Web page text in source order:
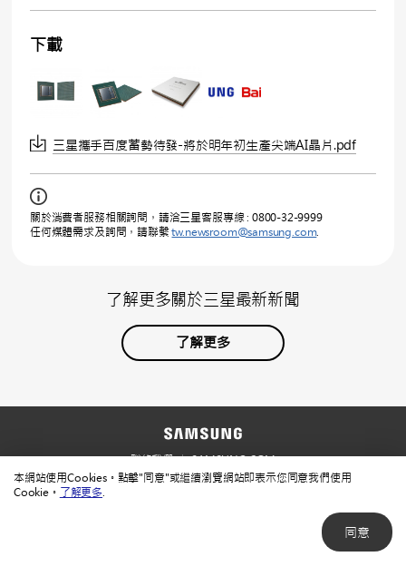
本網站使用Cookies。點擊"同意"或繼續瀏覽網站即表示您同意我們使用
Cookie。 了解更多
同意
下載
三星攜手百度蓄勢待發-將於明年初生產尖端AI晶片.pdf
關於消費者服務相關詢問，請洽三星客服專線 : 0800-32-9999
任何媒體需求及詢問，請聯繫tw.newsroom@samsung.com.
了解更多關於三星最新新聞
了解更多
聯絡我們
SAMSUNG.COM
使用規範
隱私規範